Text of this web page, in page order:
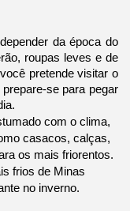
da época do
roupas leves e de
pretende visitar o
se para pegar
com o clima,
casacos, calças,
os mais friorentos.
frios de Minas
no inverno.